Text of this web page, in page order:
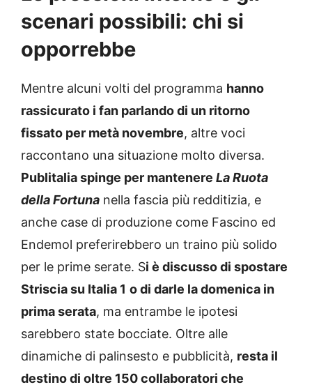
scenari possibili: chi si
opporrebbe
Mentre alcuni volti del programma hanno
rassicurato i fan parlando di un ritorno
fissato per metà novembre, altre voci
raccontano una situazione molto diversa.
Publitalia spinge per mantenere La Ruota
della Fortuna nella fascia più redditizia, e
anche case di produzione come Fascino ed
Endemol preferirebbero un traino più solido
per le prime serate. Si è discusso di spostare
Striscia su Italia 1 o di darle la domenica in
prima serata, ma entrambe le ipotesi
sarebbero state bocciate. Oltre alle
dinamiche di palinsesto e pubblicità, resta il
destino di oltre 150 collaboratori che